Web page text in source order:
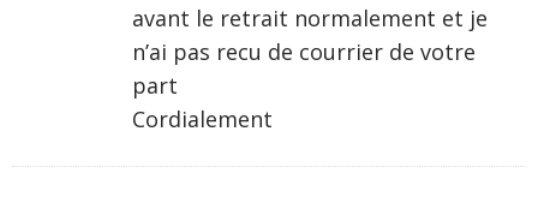
avant le retrait normalement et je
n’ai pas recu de courrier de votre
part
Cordialement